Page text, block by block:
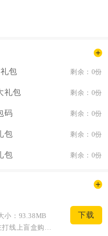
包 剩余：0份
礼包 剩余：0份
码 剩余：0份
包 剩余：0份
包 剩余：0份
小：93.38MB
下载